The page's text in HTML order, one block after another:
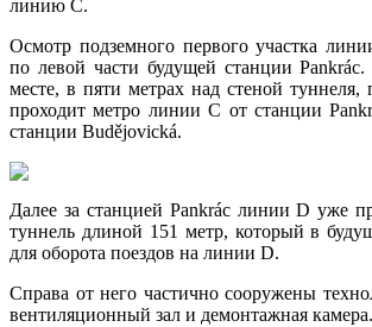
линию C.
Осмотр подземного первого участка
по левой части будущей станции
месте, в пяти метрах над стеной туннеля,
проходит метро линии C от станции
станции Budějovická.
Далее за станцией Pankrác линии D уже
туннель длиной 151 метр, который в
для оборота поездов на линии D.
Справа от него частично сооружены
вентиляционный зал и демонтажная камера.